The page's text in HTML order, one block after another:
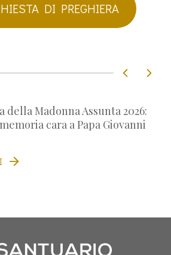
DI PREGHIERA
della Madonna Assunta 2026:
cara a Papa Giovanni